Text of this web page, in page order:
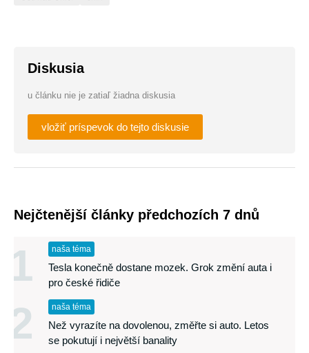
Diskusia
u článku nie je zatiaľ žiadna diskusia
vložiť príspevok do tejto diskusie
Nejčtenější články předchozích 7 dnů
1 naša téma
Tesla konečně dostane mozek. Grok změní auta i
pro české řidiče
2 naša téma
Než vyrazíte na dovolenou, změřte si auto. Letos
se pokutují i největší banality